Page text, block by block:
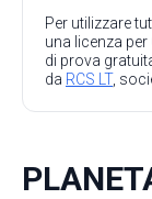
Per utilizzare
una licenza
di prova
da RCS LT,